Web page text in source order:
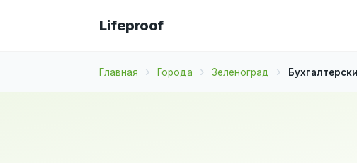
Lifeproof
Главная Города Зеленоград